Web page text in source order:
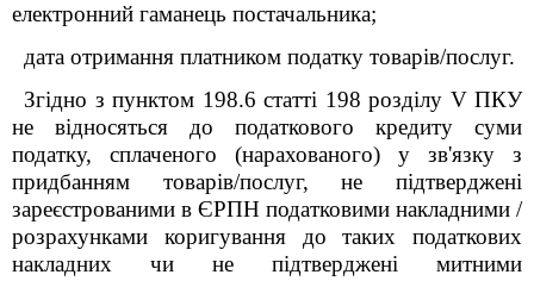
електронний гаманець постачальника;
дата отримання платником податку товарів/послуг.
Згідно з пунктом 198.6 статті 198 розділу V ПКУ
не відносяться до податкового кредиту суми
податку, сплаченого (нарахованого) у зв'язку з
придбанням товарів/послуг, не підтверджені
зареєстрованими в ЄРПН податковими накладними /
розрахунками коригування до таких податкових
накладних чи не підтверджені митними